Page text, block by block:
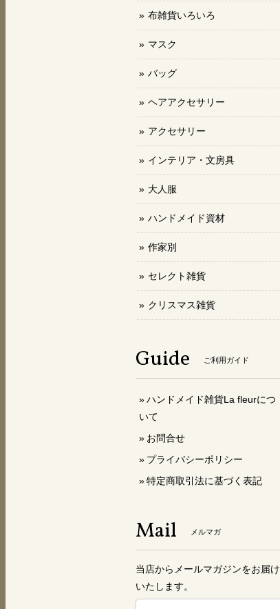
布雑貨いろいろ
マスク
バッグ
ヘアアクセサリー
アクセサリー
インテリア・文房具
大人服
ハンドメイド資材
作家別
セレクト雑貨
クリスマス雑貨
Guide ご利用ガイド
ハンドメイド雑貨La fleurにつ
いて
お問合せ
プライバシーポリシー
特定商取引法に基づく表記
Mail メルマガ
当店からメールマガジンをお届け
いたします。